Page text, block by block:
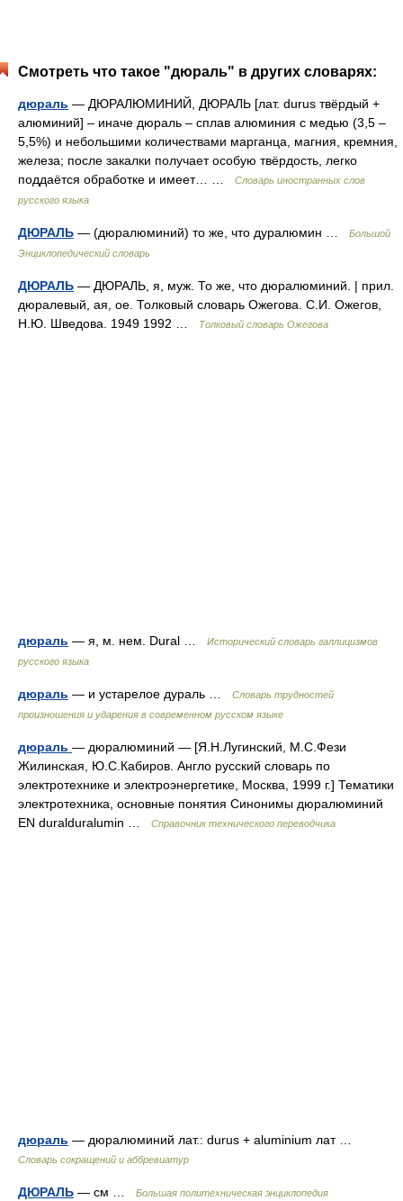
Смотреть что такое "дюраль" в других словарях:
дюраль — ДЮРАЛЮМИНИЙ, ДЮРАЛЬ [лат. durus твёрдый +
алюминий] – иначе дюраль – сплав алюминия с медью (3,5 –
5,5%) и небольшими количествами марганца, магния, кремния,
железа; после закалки получает особую твёрдость, легко
поддаётся обработке и имеет… …
Словарь иностранных слов
русского языка
ДЮРАЛЬ — (дюралюминий) то же, что дуралюмин …
Большой
Энциклопедический словарь
ДЮРАЛЬ — ДЮРАЛЬ, я, муж. То же, что дюралюминий. | прил.
дюралевый, ая, ое. Толковый словарь Ожегова. С.И. Ожегов,
Н.Ю. Шведова. 1949 1992 …
Толковый словарь Ожегова
дюраль — я, м. нем. Dural …
Исторический словарь галлицизмов
русского языка
дюраль — и устарелое дураль …
Словарь трудностей
произношения и ударения в современном русском языке
дюраль — дюралюминий — [Я.Н.Лугинский, М.С.Фези
Жилинская, Ю.С.Кабиров. Англо русский словарь по
электротехнике и электроэнергетике, Москва, 1999 г.] Тематики
электротехника, основные понятия Синонимы дюралюминий
EN duralduralumin …
Справочник технического переводчика
дюраль — дюралюминий лат.: durus + aluminium лат …
Словарь сокращений и аббревиатур
ДЮРАЛЬ — см … Большая политехническая энциклопедия